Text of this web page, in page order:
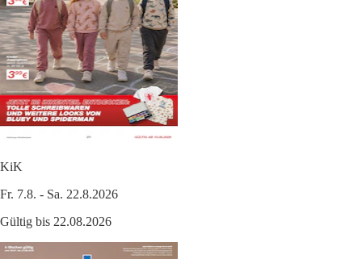
KiK
Fr. 7.8. - Sa. 22.8.2026
Gültig bis 22.08.2026